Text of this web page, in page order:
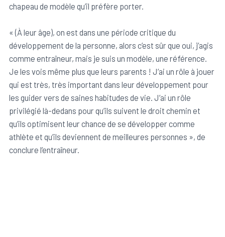
chapeau de modèle qu’il préfère porter.
« (À leur âge), on est dans une période critique du
développement de la personne, alors c’est sûr que oui, j’agis
comme entraîneur, mais je suis un modèle, une référence.
Je les vois même plus que leurs parents ! J’ai un rôle à jouer
qui est très, très important dans leur développement pour
les guider vers de saines habitudes de vie. J’ai un rôle
privilégié là-dedans pour qu’ils suivent le droit chemin et
qu’ils optimisent leur chance de se développer comme
athlète et qu’ils deviennent de meilleures personnes », de
conclure l’entraîneur.